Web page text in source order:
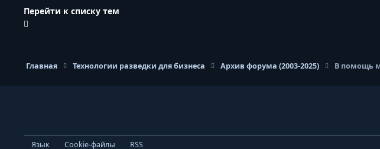
Перейти к списку тем
Главная Технологии разведки для бизнеса Архив форума (2003-2025) В помощь
Язык Cookie-файлы RSS